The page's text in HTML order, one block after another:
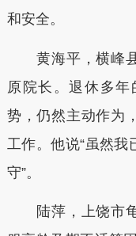
和安全。
黄海平，横峰县
原院长。退休多
势，仍然主动作为
工作。他说“虽然
守”。
陆萍，上饶市龟